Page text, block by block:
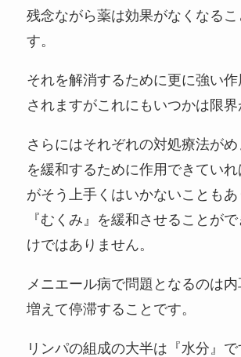
残念ながら薬は効果がなくなるこ
す。
それを解消するために更に強い
されますがこれにもいつかは限界
さらにはそれぞれの対処療法がめ
を緩和するために作用できてい
がそう上手くはいかないこともあ
『むくみ』を緩和させることが
けではありません。
メニエール病で問題となるのは
増えて停滞することです。
リンパの組成の大半は『水分』